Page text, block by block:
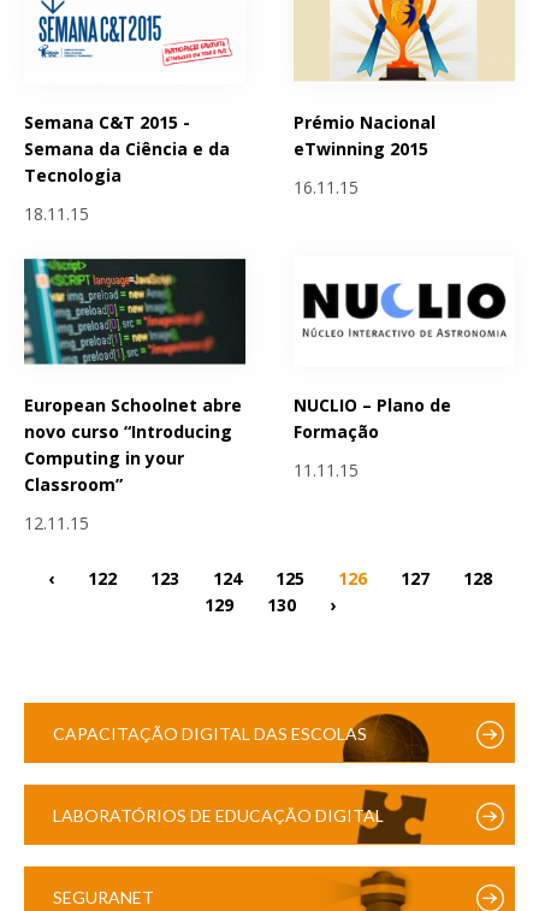
Semana C&T 2015 -
Semana da Ciência e da
Tecnologia
18.11.15
Prémio Nacional
eTwinning 2015
16.11.15
European Schoolnet abre
novo curso “Introducing
Computing in your
Classroom”
12.11.15
NUCLIO – Plano de
Formação
11.11.15
‹ 122 123 124 125 126 127
128
129
130 ›
CAPACITAÇÃO DIGITAL DAS ESCOLAS
LABORATÓRIOS DE EDUCAÇÃO DIGITAL
SEGURANET